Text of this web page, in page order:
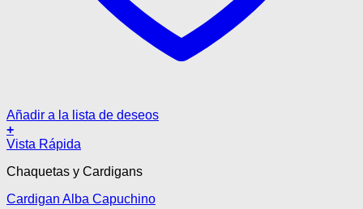
Añadir a la lista de deseos
+
Este
tiene
variantes.
Vista Rápida
Chaquetas y Cardigans
Cardigan Alba Capuchino